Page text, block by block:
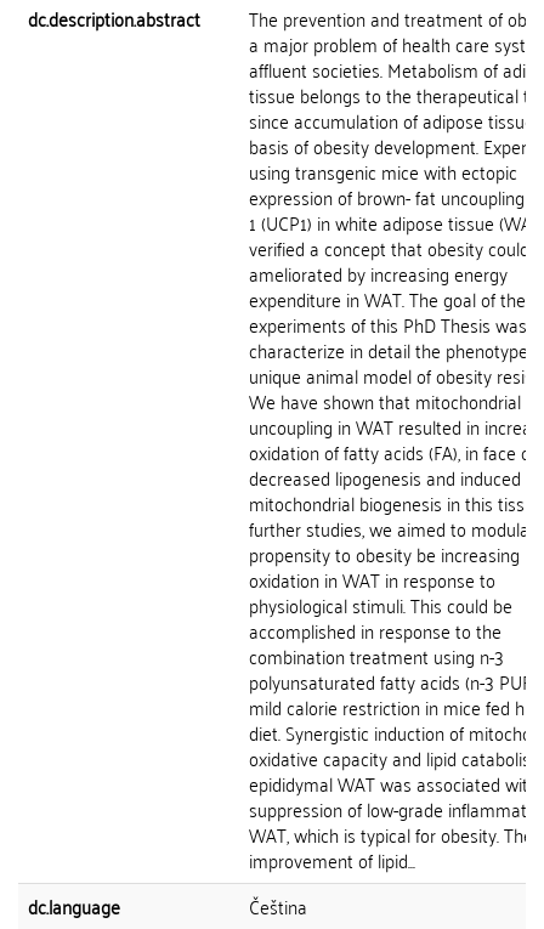
dc.description.abstract
The prevention and treatment of
a major problem of health care
affluent societies. Metabolism of
tissue belongs to the therapeutical
since accumulation of adipose tissue
basis of obesity development.
using transgenic mice with ectopic
expression of brown- fat uncoupling
1 (UCP1) in white adipose tissue
verified a concept that obesity could
ameliorated by increasing energy
expenditure in WAT. The goal of the
experiments of this PhD Thesis was
characterize in detail the phenotype
unique animal model of obesity
We have shown that mitochondrial
uncoupling in WAT resulted in
oxidation of fatty acids (FA), in face of
decreased lipogenesis and induced
mitochondrial biogenesis in this
further studies, we aimed to modulate
propensity to obesity be increasing FA
oxidation in WAT in response to
physiological stimuli. This could be
accomplished in response to the
combination treatment using n-3
polyunsaturated fatty acids (n-3
mild calorie restriction in mice fed
diet. Synergistic induction of
oxidative capacity and lipid
epididymal WAT was associated with
suppression of low-grade
WAT, which is typical for obesity. The
improvement of lipid...
dc.language
Čeština